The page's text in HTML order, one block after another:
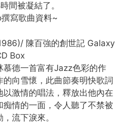
間被凝結了。
寫歌曲資料~
陳百強的創世記 Galaxy
Box
慕德一首富有Jazz色彩的作
向雪懷，此曲節奏明快歌詞
激情的唱法，釋放出他內在
情的一面，令人聽了不禁被
流下淚來。